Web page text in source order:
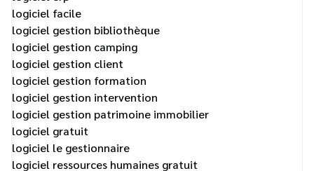
logiciel facile
logiciel gestion bibliothèque
logiciel gestion camping
logiciel gestion client
logiciel gestion formation
logiciel gestion intervention
logiciel gestion patrimoine immobilier
logiciel gratuit
logiciel le gestionnaire
logiciel ressources humaines gratuit